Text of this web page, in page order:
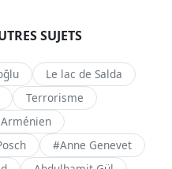
SUJETS
Le lac de Salda
Terrorisme
#Anne Genevet